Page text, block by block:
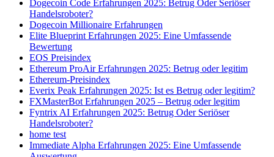
Dogecoin Code Erfahrungen 2025: Betrug Oder Seriöser
Handelsroboter?
Dogecoin Millionaire Erfahrungen
Elite Blueprint Erfahrungen 2025: Eine Umfassende
Bewertung
EOS Preisindex
Ethereum ProAir Erfahrungen 2025: Betrug oder legitim
Ethereum-Preisindex
Everix Peak Erfahrungen 2025: Ist es Betrug oder legitim?
FXMasterBot Erfahrungen 2025 – Betrug oder legitim
Fyntrix AI Erfahrungen 2025: Betrug Oder Seriöser
Handelsroboter?
home test
Immediate Alpha Erfahrungen 2025: Eine Umfassende